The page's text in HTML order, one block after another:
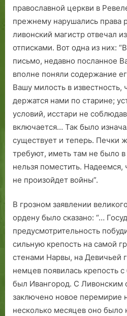
православной церкви в
прежнему нарушались права
ливонский магистр отвечал
отписками. Вот одна из них:
письмо, недавно посланное
вполне поняли содержание
Вашу милость в известность,
держатся нами по старине;
условий, исстари не
включается… Так было
существует и теперь. Печки
требуют, иметь там не было
нельзя поместить. Надеемся,
не произойдет войны”.
В грозном заявлении
ордену было сказано: “…
предусмотрительность
сильную крепость на самой
стенами Нарвы, на Девичьей
немцев появилась крепость
был Ивангород. С Ливонским
заключено новое перемирие
несколько месяцев оно было